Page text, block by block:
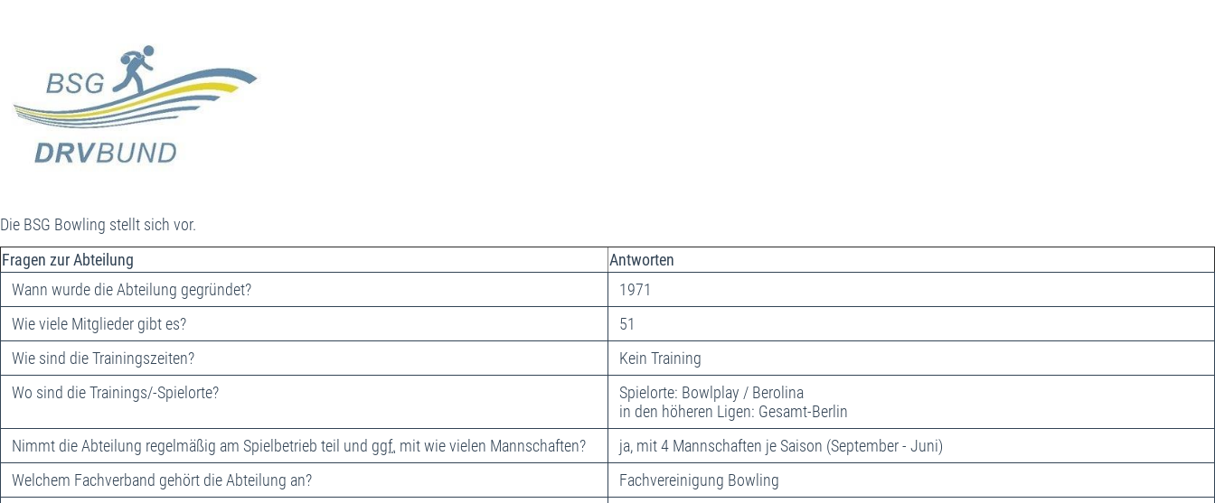
Die BSG Bowling stellt sich vor.
Fragen zur Abteilung
Antworten
Wann wurde die Abteilung gegründet?
1971
Wie viele Mitglieder gibt es?
51
Wie sind die Trainingszeiten?
Kein Training
Wo sind die Trainings/-Spielorte?
Spielorte: Bowlplay / Berolina
in den höheren Ligen: Gesamt-Berlin
Nimmt die Abteilung regelmäßig am Spielbetrieb teil und ggf. mit wie vielen Mannschaften?
ja, mit 4 Mannschaften je Saison (September - Juni)
Welchem Fachverband gehört die Abteilung an?
Fachvereinigung Bowling